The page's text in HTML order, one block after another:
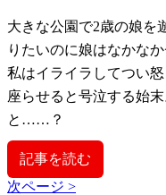
大きな公園で2歳の娘を
りたいのに娘はなかな
私はイライラしてつい
座らせると号泣する始
と……？
記事を読む
次ページ >